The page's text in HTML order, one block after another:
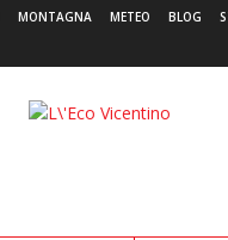
MONTAGNA METEO BLOG
L'Eco